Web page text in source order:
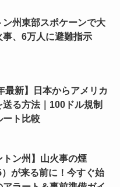
ン州東部スポケーンで大
事、6万人に避難指示
最新】日本からアメリカ
送る方法｜100ドル規制
ート比較
トン州】山火事の煙
）が来る前に！今すぐ始